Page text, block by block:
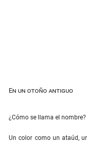
En un otoño antiguo
¿Cómo se llama el nombre?
Un color como un ataúd,